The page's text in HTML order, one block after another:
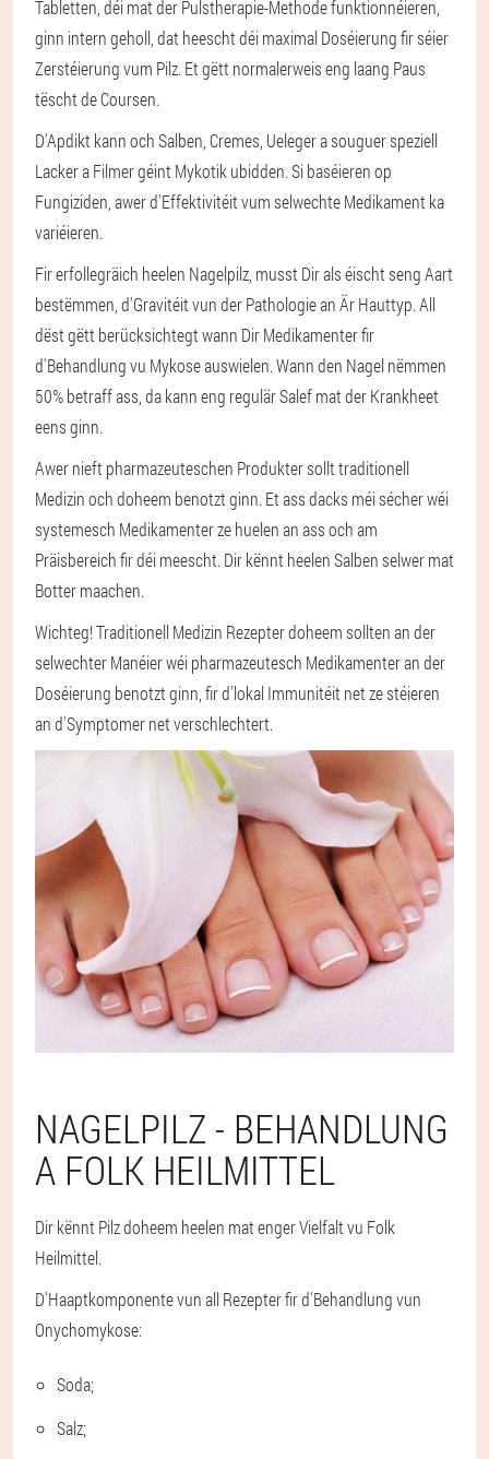
Tabletten, déi mat der Pulstherapie-Methode funktionnéieren,
ginn intern geholl, dat heescht déi maximal Doséierung fir séier
Zerstéierung vum Pilz. Et gëtt normalerweis eng laang Paus
tëscht de Coursen.
D'Apdikt kann och Salben, Cremes, Ueleger a souguer speziell
Lacker a Filmer géint Mykotik ubidden. Si baséieren op
Fungiziden, awer d'Effektivitéit vum selwechte Medikament ka
variéieren.
Fir erfollegräich heelen Nagelpilz, musst Dir als éischt seng Aart
bestëmmen, d'Gravitéit vun der Pathologie an Är Hauttyp. All
dëst gëtt berücksichtegt wann Dir Medikamenter fir
d'Behandlung vu Mykose auswielen. Wann den Nagel nëmmen
50% betraff ass, da kann eng regulär Salef mat der Krankheet
eens ginn.
Awer nieft pharmazeuteschen Produkter sollt traditionell
Medizin och doheem benotzt ginn. Et ass dacks méi sécher wéi
systemesch Medikamenter ze huelen an ass och am
Präisbereich fir déi meescht. Dir kënnt heelen Salben selwer mat
Botter maachen.
Wichteg! Traditionell Medizin Rezepter doheem sollten an der
selwechter Manéier wéi pharmazeutesch Medikamenter an der
Doséierung benotzt ginn, fir d'lokal Immunitéit net ze stéieren
an d'Symptomer net verschlechtert.
NAGELPILZ - BEHANDLUNG
A FOLK HEILMITTEL
Dir kënnt Pilz doheem heelen mat enger Vielfalt vu Folk
Heilmittel.
D'Haaptkomponente vun all Rezepter fir d'Behandlung vun
Onychomykose:
Soda;
Salz;